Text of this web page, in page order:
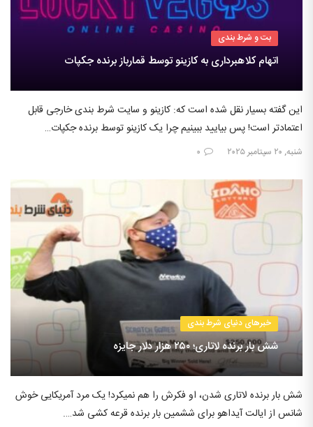
بت و شرط بندی
اتهام کلاهبرداری به کازینو توسط قمارباز برنده جکپات
این گفته بسیار نقل شده است که: کازینو و سایت شرط بندی خارجی قابل
اعتمادتر است! پس بیایید ببینیم چرا یک کازینو توسط برنده جکپات…
شنبه, ۲۰ سپتامبر ۲۰۲۵ ۰
خبرهای دنیای شرط بندی
شش بار برنده لاتاری؛ ۲۵۰ هزار دلار جایزه
شش بار برنده لاتاری شدن، او فکرش را هم نمیکرد! یک مرد آمریکایی خوش
شانس از ایالت آیداهو برای ششمین بار برنده قرعه کشی شد….